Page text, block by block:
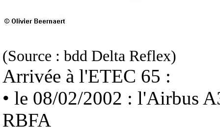
(Source : bdd Delta Reflex)
Arrivée à l'ETEC 65 :
• le 08/02/2002 : l'Airbus
RBFA